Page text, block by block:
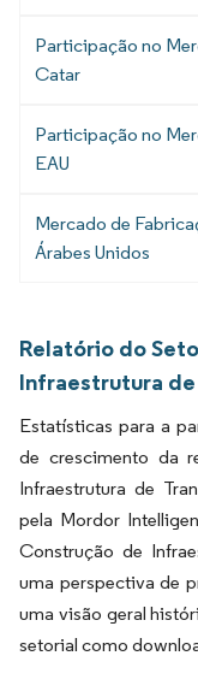
Participação no
Catar
Participação no
EAU
Mercado de
Árabes Unidos
Relatório do
Infraestrutura
Estatísticas para a
de crescimento da
Infraestrutura de
pela Mordor
Construção de
uma perspectiva de
uma visão geral
setorial como